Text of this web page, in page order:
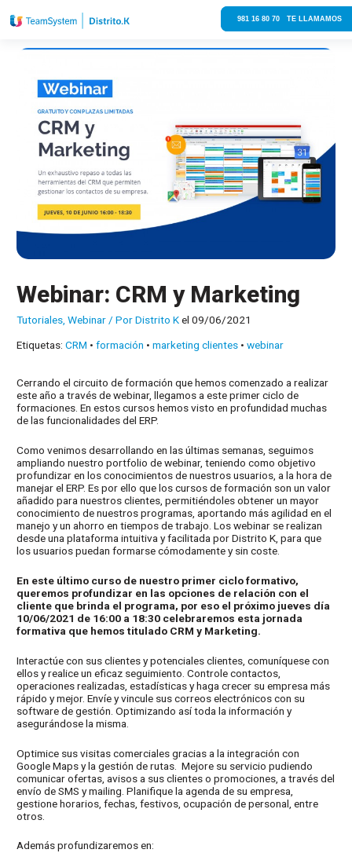
981 16 80 70 TE LLAMAMOS
Webinar: CRM y Marketing
Tutoriales,Webinar/ PorDistrito Kel 09/06/2021
Etiquetas:CRM •formación •marketing clientes •webinar
Cerrando el circuito de formación que hemos comenzado a realizar
este año a través de webinar, llegamos a este primer ciclo de
formaciones. En estos cursos hemos visto en profundidad muchas
de las funcionalidades del ERP.
Como venimos desarrollando en las últimas semanas, seguimos
ampliando nuestro portfolio de webinar, teniendo como objetivo
profundizar en los conocimientos de nuestros usuarios, a la hora de
manejar el ERP. Es por ello que los cursos de formación son un valor
añadido para nuestros clientes, permitiéndoles obtener un mayor
conocimiento de nuestros programas, aportando más agilidad en el
manejo y un ahorro en tiempos de trabajo. Los webinar se realizan
desde una plataforma intuitiva y facilitada por Distrito K, para que
los usuarios puedan formarse cómodamente y sin coste.
En este último curso de nuestro primer ciclo formativo,
queremos profundizar en las opciones de relación con el
cliente que brinda el programa, por eso el próximo jueves día
10/06/2021 de 16:00 a 18:30 celebraremos esta jornada
formativa que hemos titulado CRM y Marketing.
Interactúe con sus clientes y potenciales clientes, comuníquese con
ellos y realice un eficaz seguimiento. Controle contactos,
operaciones realizadas, estadísticas y haga crecer su empresa más
rápido y mejor. Envíe y vincule sus correos electrónicos con su
software de gestión. Optimizando así toda la información y
asegurándose la misma.
Optimice sus visitas comerciales gracias a la integración con
Google Maps y la gestión de rutas. Mejore su servicio pudiendo
comunicar ofertas, avisos a sus clientes o promociones, a través del
envío de SMS y mailing. Planifique la agenda de su empresa,
gestione horarios, fechas, festivos, ocupación de personal, entre
otros.
Además profundizaremos en: